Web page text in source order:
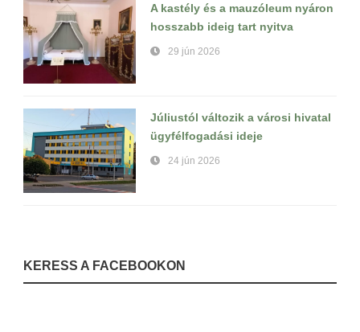
A kastély és a mauzóleum nyáron
hosszabb ideig tart nyitva
29 jún 2026
Júliustól változik a városi hivatal
ügyfélfogadási ideje
24 jún 2026
KERESS A FACEBOOKON